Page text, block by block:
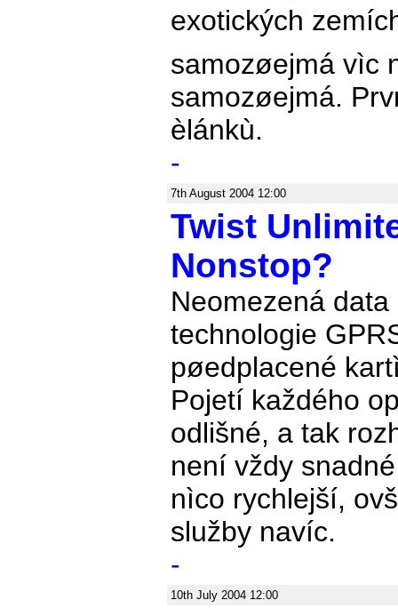
exotických
samozøejmá vìc
samozøejmá.
èlánkù.
-
7th August 2004 12:00
Twist
Nonstop?
Neomezená
technologie
pøedplacené
Pojetí každého
odlišné, a tak
není vždy
nìco rychlejší,
služby navíc.
-
10th July 2004 12:00